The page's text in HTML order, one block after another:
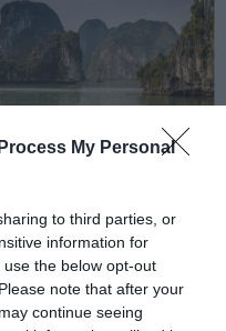
My Personal
to third parties, or
information for
the below opt-out
note that after your
continue seeing
Crédit photo : Vietnam Évasion